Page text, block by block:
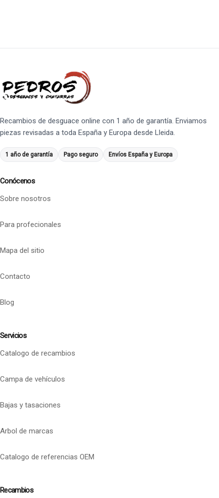
Recambios de desguace online con 1 año de garantía. Enviamos
piezas revisadas a toda España y Europa desde Lleida.
1 año de garantía Pago seguro Envíos España y Europa
Conócenos
Sobre nosotros
Para profecionales
Mapa del sitio
Contacto
Blog
Servicios
Catalogo de recambios
Campa de vehículos
Bajas y tasaciones
Arbol de marcas
Catalogo de referencias OEM
Recambios